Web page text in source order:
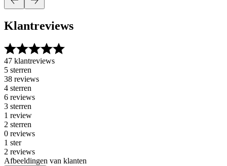
Klantreviews
47 klantreviews
5 sterren
38 reviews
4 sterren
6 reviews
3 sterren
1 review
2 sterren
0 reviews
1 ster
2 reviews
Afbeeldingen van klanten